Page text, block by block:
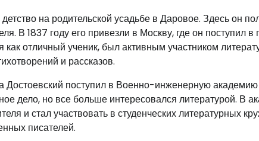
на родительской усадьбе в Даровое. Здесь он
В 1837 году его привезли в Москву, где он
отличный ученик, был активным участником
и рассказов.
Достоевский поступил в Военно-инженерную
дело, но все больше интересовался литературой. В
и стал участвовать в студенческих литературных
писателей.